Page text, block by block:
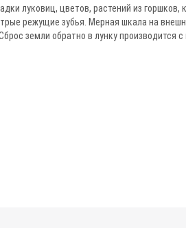
луковиц, цветов, растений из
режущие зубья. Мерная шкала на
земли обратно в лунку производится